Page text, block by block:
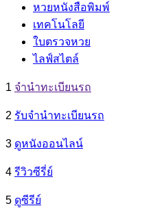
หวยหนังสือพิมพ์
เทคโนโลยี
ใบตรวจหวย
ไลฟ์สไตล์
1 จํานําทะเบียนรถ
2 รับจํานําทะเบียนรถ
3 ดูหนังออนไลน์
4 รีวิวซีรี่ย์
5 ดูซีรีย์